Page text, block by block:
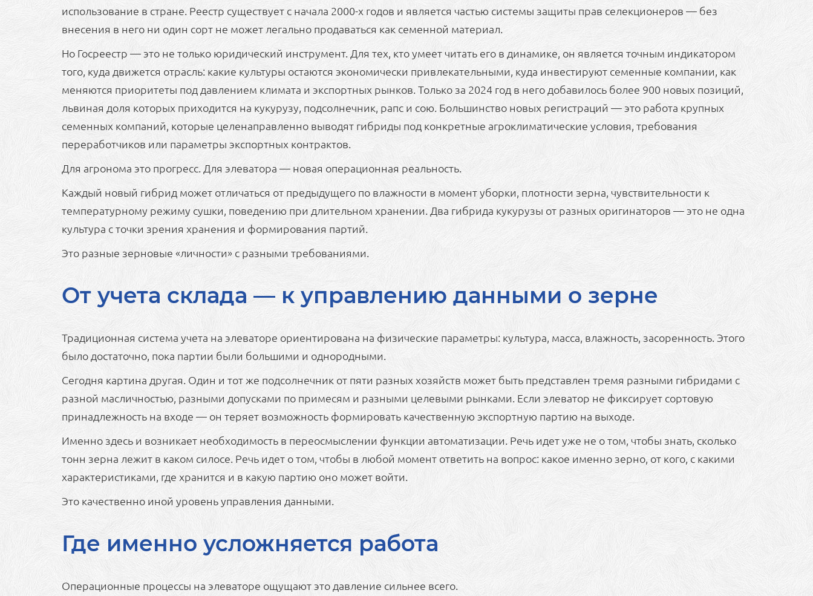
использование в стране. Реестр существует с начала 2000-х годов и является частью системы защиты прав селекционеров — без
внесения в него ни один сорт не может легально продаваться как семенной материал.
Но Госреестр — это не только юридический инструмент. Для тех, кто умеет читать его в динамике, он является точным индикатором
того, куда движется отрасль: какие культуры остаются экономически привлекательными, куда инвестируют семенные компании, как
меняются приоритеты под давлением климата и экспортных рынков. Только за 2024 год в него добавилось более 900 новых позиций,
львиная доля которых приходится на кукурузу, подсолнечник, рапс и сою. Большинство новых регистраций — это работа крупных
семенных компаний, которые целенаправленно выводят гибриды под конкретные агроклиматические условия, требования
переработчиков или параметры экспортных контрактов.
Для агронома это прогресс. Для элеватора — новая операционная реальность.
Каждый новый гибрид может отличаться от предыдущего по влажности в момент уборки, плотности зерна, чувствительности к
температурному режиму сушки, поведению при длительном хранении. Два гибрида кукурузы от разных оригинаторов — это не одна
культура с точки зрения хранения и формирования партий.
Это разные зерновые «личности» с разными требованиями.
От учета склада — к управлению данными о зерне
Традиционная система учета на элеваторе ориентирована на физические параметры: культура, масса, влажность, засоренность. Этого
было достаточно, пока партии были большими и однородными.
Сегодня картина другая. Один и тот же подсолнечник от пяти разных хозяйств может быть представлен тремя разными гибридами с
разной масличностью, разными допусками по примесям и разными целевыми рынками. Если элеватор не фиксирует сортовую
принадлежность на входе — он теряет возможность формировать качественную экспортную партию на выходе.
Именно здесь и возникает необходимость в переосмыслении функции автоматизации. Речь идет уже не о том, чтобы знать, сколько
тонн зерна лежит в каком силосе. Речь идет о том, чтобы в любой момент ответить на вопрос: какое именно зерно, от кого, с какими
характеристиками, где хранится и в какую партию оно может войти.
Это качественно иной уровень управления данными.
Где именно усложняется работа
Операционные процессы на элеваторе ощущают это давление сильнее всего.